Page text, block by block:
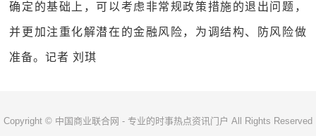
确定的基础上，可以考虑非常规政策措施的退出问题，
并更加注重化解潜在的金融风险，为调结构、防风险做
准备。记者 刘琪
Copyright © 中国商业联合网 - 专业的时事热点资讯门户 All Rights Reserved